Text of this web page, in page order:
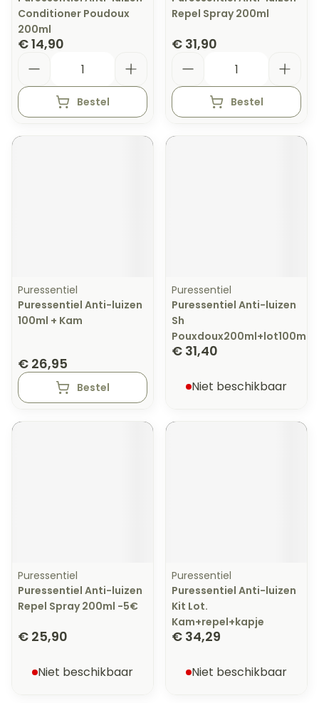
Conditioner Poudoux
200ml
€ 14,90
Bestel
Repel Spray 200ml
€ 31,90
Bestel
Puressentiel
Puressentiel Anti-luizen
100ml + Kam
€ 26,95
Bestel
Puressentiel
Puressentiel Anti-luizen
Sh
Pouxdoux200ml+lot100ml
€ 31,40
Niet beschikbaar
Puressentiel
Puressentiel Anti-luizen
Repel Spray 200ml -5€
€ 25,90
Niet beschikbaar
Puressentiel
Puressentiel Anti-luizen
Kit Lot.
Kam+repel+kapje
€ 34,29
Niet beschikbaar